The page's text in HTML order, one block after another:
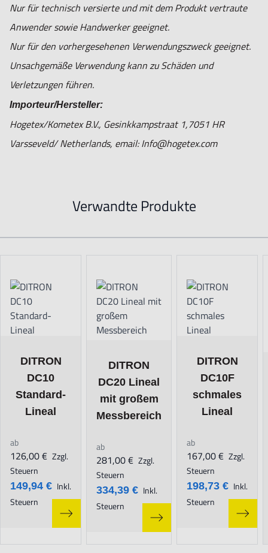
Nur für technisch versierte und mit dem Produkt vertraute
Anwender sowie Handwerker geeignet.
Nur für den vorhergesehenen Verwendungszweck geeignet.
Unsachgemäße Verwendung kann zu Schäden und
Verletzungen führen.
Importeur/Hersteller:
Hogetex/Kometex B.V., Gesinkkampstraat 1,7051 HR
Varsseveld/ Netherlands, email: Info@hogetex.com
Verwandte Produkte
DITRON
DC10
Standard-
Lineal
The price depends on the options chosen on the product page
ab
149,94 € Inkl.
Steuern
126,00 € Zzgl.
Steuern
DITRON
DC20 Lineal
mit großem
Messbereich
The price depends on the options
ab
334,39 € Inkl.
Steuern
281,00 € Zzgl.
Steuern
DITRON
DC10F
schmales
Lineal
The price
ab
198,73 € Inkl.
Steuern
167,00 € Zzgl.
Steuern